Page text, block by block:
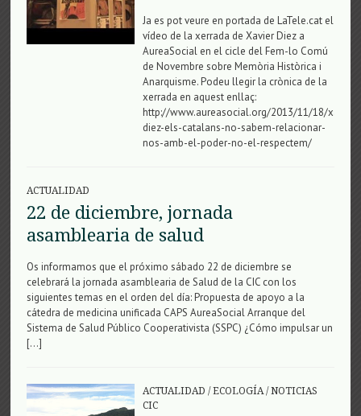
Ja es pot veure en portada de LaTele.cat el
vídeo de la xerrada de Xavier Diez a
AureaSocial en el cicle del Fem-lo Comú
de Novembre sobre Memòria Històrica i
Anarquisme. Podeu llegir la crònica de la
xerrada en aquest enllaç:
http://www.aureasocial.org/2013/11/18/xavier-
diez-els-catalans-no-sabem-relacionar-
nos-amb-el-poder-no-el-respectem/
ACTUALIDAD
22 de diciembre, jornada
asamblearia de salud
Os informamos que el próximo sábado 22 de diciembre se
celebrará la jornada asamblearia de Salud de la CIC con los
siguientes temas en el orden del día: Propuesta de apoyo a la
cátedra de medicina unificada CAPS AureaSocial Arranque del
Sistema de Salud Público Cooperativista (SSPC) ¿Cómo impulsar un
[…]
ACTUALIDAD /ECOLOGÍA/NOTICIAS
CIC